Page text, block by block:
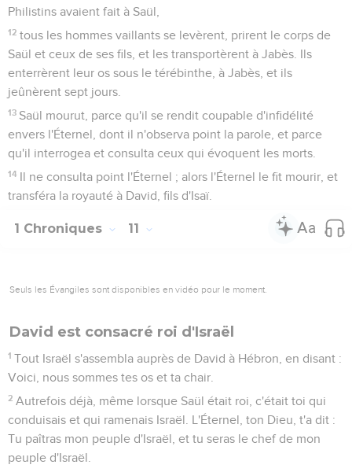
Philistins avaient fait à Saül,
12 tous les hommes vaillants se levèrent, prirent le corps de
Saül et ceux de ses fils, et les transportèrent à Jabès. Ils
enterrèrent leur os sous le térébinthe, à Jabès, et ils
jeûnèrent sept jours.
13 Saül mourut, parce qu'il se rendit coupable d'infidélité
envers l'Éternel, dont il n'observa point la parole, et parce
qu'il interrogea et consulta ceux qui évoquent les morts.
14 Il ne consulta point l'Éternel ; alors l'Éternel le fit mourir, et
transféra la royauté à David, fils d'Isaï.
1 Chroniques 11
Seuls les Évangiles sont disponibles en vidéo pour le moment.
David est consacré roi d'Israël
1 Tout Israël s'assembla auprès de David à Hébron, en disant :
Voici, nous sommes tes os et ta chair.
2 Autrefois déjà, même lorsque Saül était roi, c'était toi qui
conduisais et qui ramenais Israël. L'Éternel, ton Dieu, t'a dit :
Tu paîtras mon peuple d'Israël, et tu seras le chef de mon
peuple d'Israël.